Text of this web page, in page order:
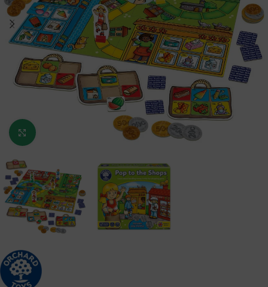
Κάντε κλικ για μεγέθυνση